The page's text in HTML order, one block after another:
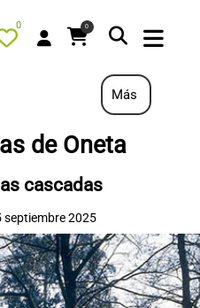
0 0
Más
de Oneta
cascadas
septiembre 2025